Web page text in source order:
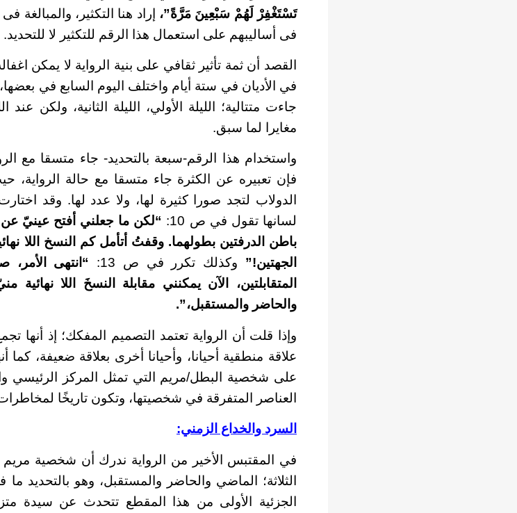
تَسْتَغْفِرْ لَهُمْ سَبْعِينَ مَرَّةً”، إراد هنا التكثير،
فى أساليبهم على استعمال هذا الرقم للتكثير لا للتحديد.
القصد أن ثمة تأثير ثقافي على بنية الرواية لا يمكن
في الأديان في ستة أيام واختلف اليوم السابع في
جاءت متتالية؛ الليلة الأولي، الليلة الثانية، ولكن عند
مغايرا لما سبق.
واستخدام هذا الرقم-سبعة بالتحديد- جاء متسقا مع
فإن تعبيره عن الكثرة جاء متسقا مع حالة الرواية،
الدولاب لتجد صورا كثيرة لها، ولا عدد لها. وقد
لسانها تقول في ص 10:
“لكن ما جعلني أفتح عينيّ عن
باطن الدرفتين بطولهما. وقفتُ أتأمل كم النسخ اللا
الجهتين!” وكذلك تكرر في ص 13: “ انتهى الأمر،
المتقابلتين، الآن يمكنني مقابلة النسخَ اللا
والحاضر والمستقبل،”.
وإذا قلت أن الرواية تعتمد التصميم المفكك؛ إذ أنها
علاقة منطقية أحيانا، وأحيانا أخرى بعلاقة ضعيفة، كما
على شخصية البطل/مريم التي تمثل المركز الرئيسي
العناصر المتفرقة في شخصيتها، وتكون تاريخًا
السرد والخداع الزمني:
في المقتبس الأخير من الرواية ندرك أن شخصية مريم
الثلاثة؛ الماضي والحاضر والمستقبل، وهو بالتحديد
الجزئية الأولى من هذا المقطع تتحدث عن سيدة